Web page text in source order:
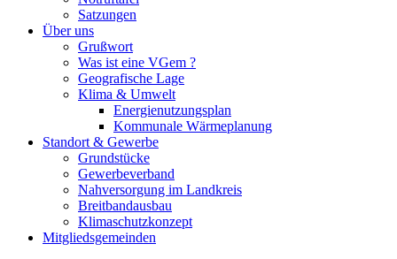
Satzungen
Über uns
Grußwort
Was ist eine VGem ?
Geografische Lage
Klima & Umwelt
Energienutzungsplan
Kommunale Wärmeplanung
Standort & Gewerbe
Grundstücke
Gewerbeverband
Nahversorgung im Landkreis
Breitbandausbau
Klimaschutzkonzept
Mitgliedsgemeinden